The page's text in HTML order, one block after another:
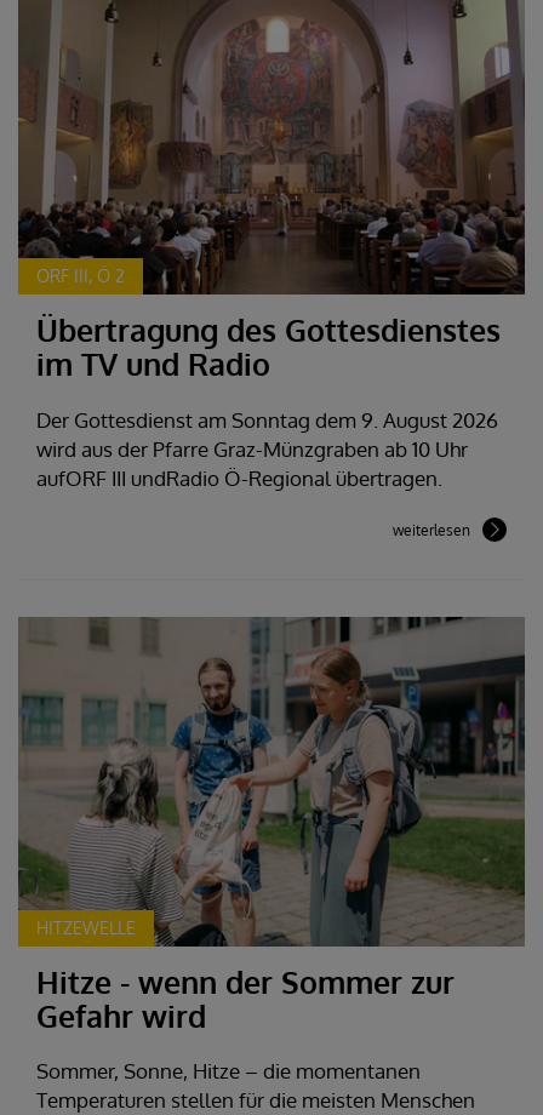
ORF III, Ö 2
Übertragung des Gottesdienstes
im TV und Radio
Der Gottesdienst am Sonntag dem 9. August 2026
wird aus der Pfarre Graz-Münzgraben ab 10 Uhr
aufORF III undRadio Ö-Regional übertragen.
weiterlesen
HITZEWELLE
Hitze - wenn der Sommer zur
Gefahr wird
Sommer, Sonne, Hitze – die momentanen
Temperaturen stellen für die meisten Menschen